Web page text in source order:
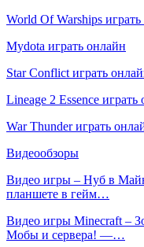
World Of Warships
Mydota играть онлайн
Star Conflict играть
Lineage 2 Essence играть
War Thunder играть
Видеообзоры
Видео игры – Нуб в
планшете в гейм…
Видео игры Minecraft –
Мобы и сервера! —…